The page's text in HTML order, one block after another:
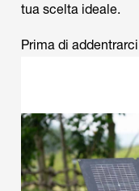
tua scelta ideale.
Prima di